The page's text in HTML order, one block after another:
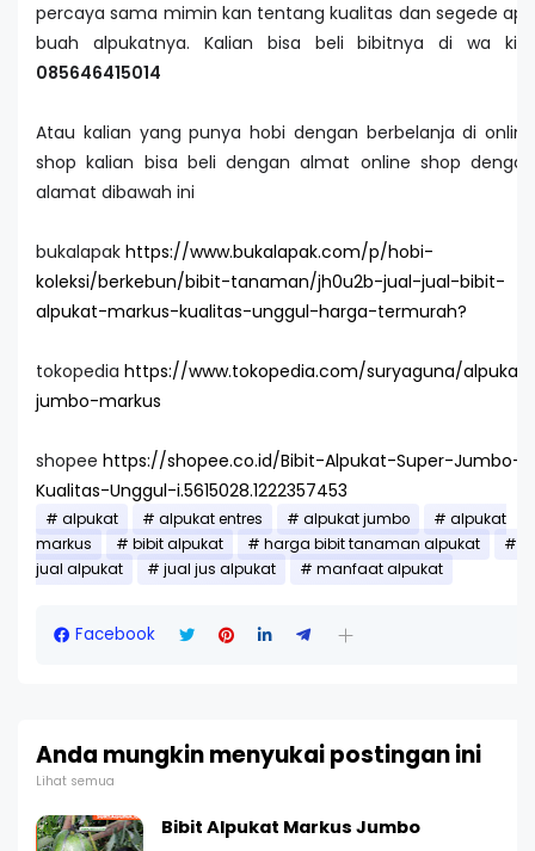
percaya sama mimin kan tentang kualitas dan segede apa
buah alpukatnya. Kalian bisa beli bibitnya di wa kita
085646415014
Atau kalian yang punya hobi dengan berbelanja di online
shop kalian bisa beli dengan almat online shop dengan
alamat dibawah ini
bukalapak https://www.bukalapak.com/p/hobi-
koleksi/berkebun/bibit-tanaman/jh0u2b-jual-jual-bibit-
alpukat-markus-kualitas-unggul-harga-termurah?
tokopedia https://www.tokopedia.com/suryaguna/alpukat-
jumbo-markus
shopee https://shopee.co.id/Bibit-Alpukat-Super-Jumbo-
Kualitas-Unggul-i.5615028.1222357453
alpukat alpukat entres alpukat jumbo
alpukat
markus
bibit alpukat
harga bibit tanaman alpukat
jual alpukat
jual jus alpukat manfaat alpukat
Facebook
Anda mungkin menyukai postingan ini
Lihat semua
Bibit Alpukat Markus Jumbo